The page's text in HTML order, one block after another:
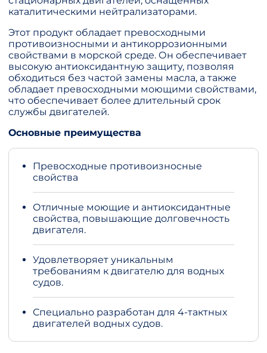
каталитическими нейтрализаторами.
Этот продукт обладает превосходными
противоизносными и антикоррозионными
свойствами в морской среде. Он обеспечивает
высокую антиоксидантную защиту, позволяя
обходиться без частой замены масла, а также
обладает превосходными моющими свойствами,
что обеспечивает более длительный срок
службы двигателей.
Основные преимущества
Превосходные противоизносные
свойства
Отличные моющие и антиоксидантные
свойства, повышающие долговечность
двигателя.
Удовлетворяет уникальным
требованиям к двигателю для водных
судов.
Специально разработан для 4-тактных
двигателей водных судов.